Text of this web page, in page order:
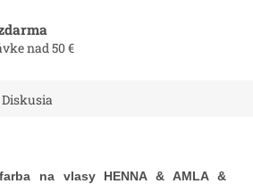
nad 50 €
Diskusia
na vlasy HENNA & AMLA &